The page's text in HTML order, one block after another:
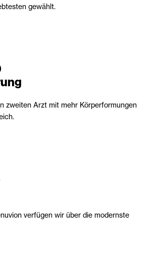
gewählt.
zweiten Arzt mit mehr Körperformungen
verfügen wir über die modernste